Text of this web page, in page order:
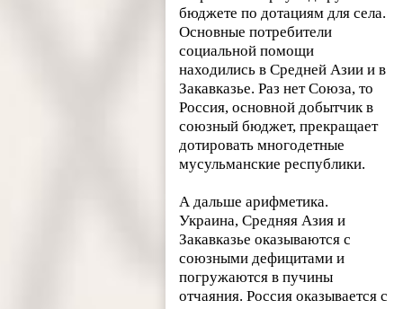
бюджете по дотациям для села.
Основные потребители
социальной помощи
находились в Средней Азии и в
Закавказье. Раз нет Союза, то
Россия, основной добытчик в
союзный бюджет, прекращает
дотировать многодетные
мусульманские республики.
А дальше арифметика.
Украина, Средняя Азия и
Закавказье оказываются с
союзными дефицитами и
погружаются в пучины
отчаяния. Россия оказывается с